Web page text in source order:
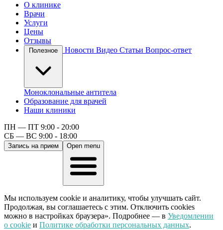
О клинике
Врачи
Услуги
Цены
Отзывы
Новости Видео Статьи Вопрос-ответ
Моноклональные антитела
Образование для врачей
Наши клиники
ПН — ПТ 9:00 - 20:00
СБ — ВС 9:00 - 18:00
Запись на прием Open menu
Мы используем cookie и аналитику, чтобы улучшать сайт.
Продолжая, вы соглашаетесь с этим. Отключить cookies
можно в настройках браузера». Подробнее — в Уведомлении
о cookie и Политике обработки персональных данных.